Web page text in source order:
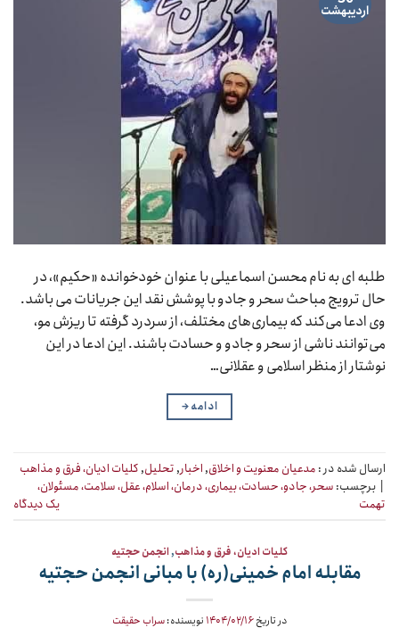
اردیبهشت
طلبه ای به نام محسن اسماعیلی با عنوان خودخوانده «حکیم»، در
حال ترویج مباحث سحر و جادو با پوشش نقد این جریانات می باشد.
وی ادعا می‌کند که بیماری‌های مختلف، از سردرد گرفته تا ریزش مو،
می‌توانند ناشی از سحر و جادو و حسادت باشند. این ادعا در این
نوشتار از منظر اسلامی و عقلانی…
ادامه→
ارسال شده در : مدعیان معنویت و اخلاق, اخبار, تحلیل, کلیات ادیان، فرق و مذاهب
| برچسب: سحر، جادو، حسادت، بیماری، درمان، اسلام، عقل، سلامت، مسئولان،
تهمت
یک دیدگاه
کلیات ادیان، فرق و مذاهب,انجمن حجتیه
مقابله امام خمینی(ره) با مبانی انجمن حجتیه
در تاریخ۱۴۰۴/۰۲/۱۶ نویسنده:سراب حقیقت